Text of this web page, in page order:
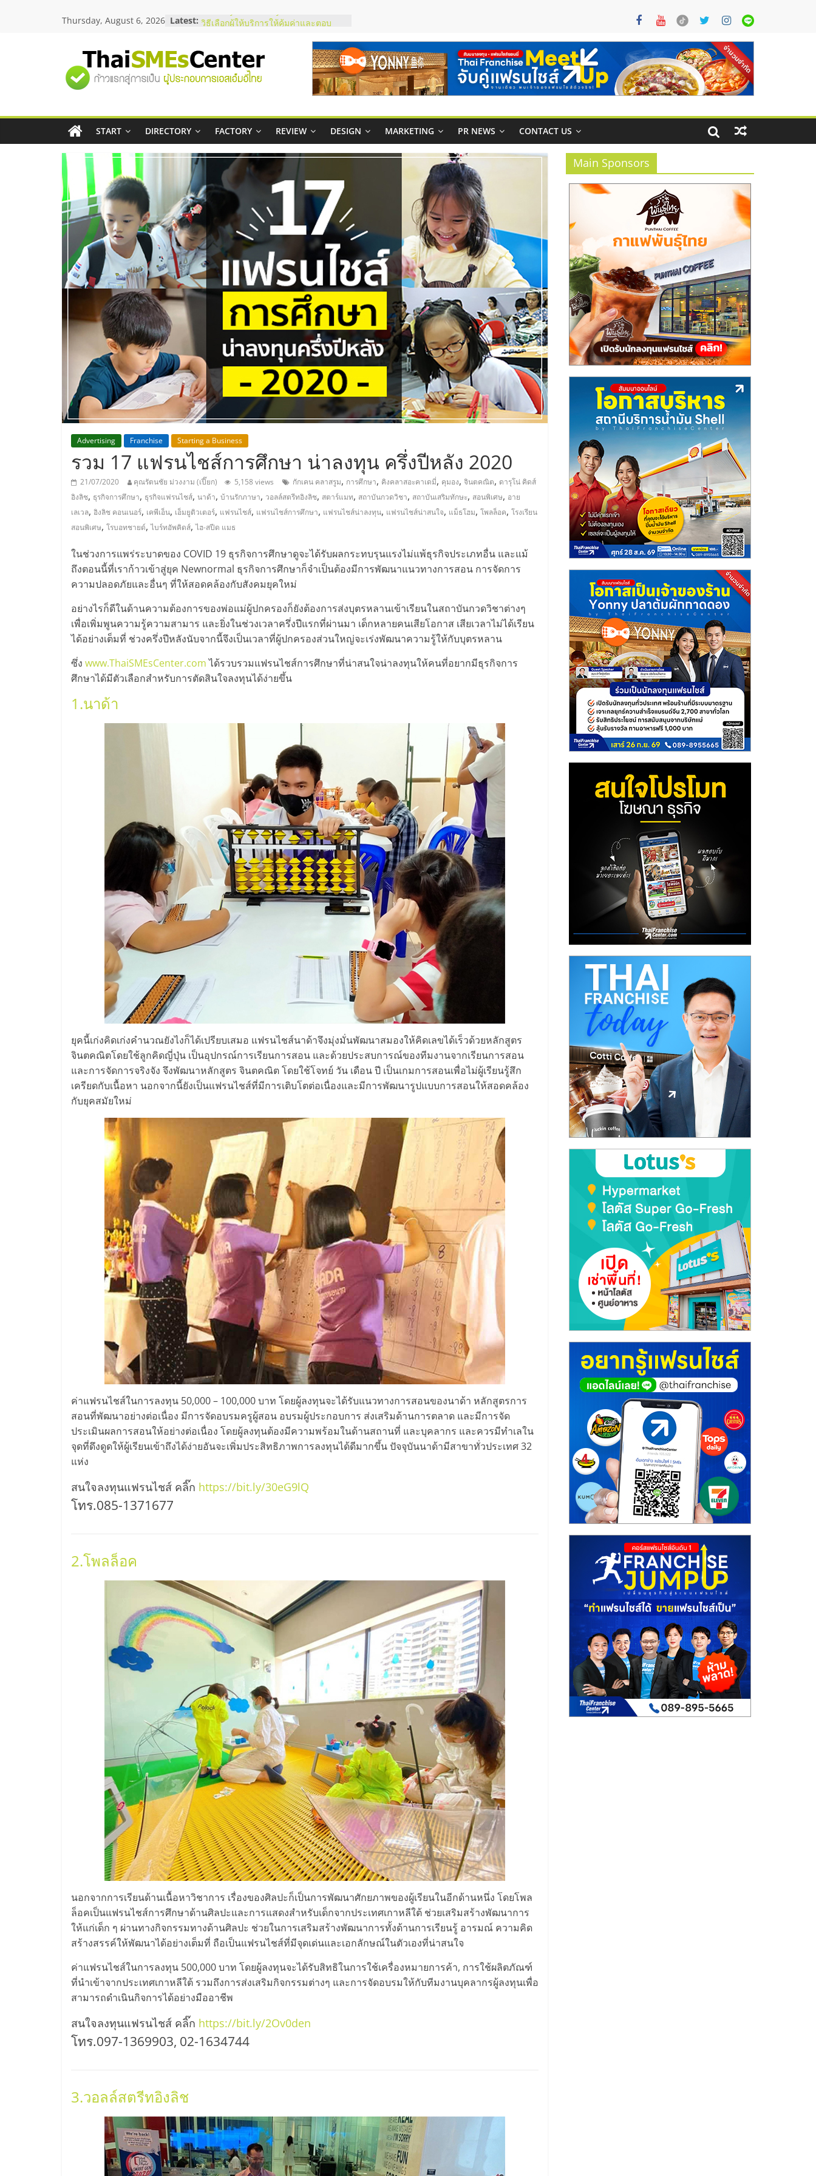
Thursday, August 6, 2026 Latest: บริษัท Cybersecurity ในไทยที่ไหนดี?
อยากหาเงินทุน เพิ่มสภาพคล่องให้ธุรกิจ
เริ่มยังไงให้ผ่านฉลุย
สัมมนาออนไลน์ โอกาสบริหารสถานี
ThaiFranchise Meet Up จับคู่แฟรน
ไชส์ ครั้งที่ 8
ร้านเครื่องเสียงคุณภาพสูง พร้อม
โซลูชันระบบภาพและเสียง
"ศูนย์
รวม
ข้อมูล
ธุรกิจ
SME
แห่ง
ประเทศไทย,
ThaiSMEsCenter,
รวม
ธุรกิจ
เอ
ส
เอ็
มอี
ไทย,
SMEs,
แฟ
รน
ไชส์,
ที่
ปรึกษา
ไชส์,
รวม
ไชส์
ขาย
แฟ
รน
ไชส์
ไชส์
ขาย
หน้า
บ้าน
ลงทุน
น้อย
คืน
ทุน
ไว,
ที่
ปรึกษา
การ
ลงทุน
และ
ขยาย
ไชส์,
ศูนย์
รวม
แฟ
รน
ไชส์
พร้อม
ทำเล
สำหรับ
เปิด
START DIRECTORY FACTORY REVIEW DESIGN MARKETING PR NEWS CONTACT US
Advertising Franchise Starting a Business
รวม 17 แฟรนไชส์การศึกษา น่าลงทุน ครึ่งปีหลัง 2020
21/07/2020 คุณรัตนชัย ม่วงงาม (เปี๊ยก) 5,158 views กักเคน คลาสรูม, การศึกษา, คิงคลาสอะคาเดมี่, คุมอง, จินตคณิต, ดารุโน่ คิดส์
อิงลิช, ธุรกิจการศึกษา, ธุรกิจแฟรนไชส์, นาด้า, บ้านรักภาษา, วอลล์สตรีทอิงลิช, สตาร์แมท, สถาบันกวดวิชา, สถาบันเสริมทักษะ, สอนพิเศษ, อาย
เลเวล, อิงลิช คอนเนอร์, เคพีเอ็น, เอ็มยูติวเตอร์, แฟรนไชส์, แฟรนไชส์การศึกษา, แฟรนไชส์น่าลงทุน, แฟรนไชส์น่าสนใจ, แม็ธโฮม, โพลล็อค, โรงเรียน
สอนพิเศษ, โรบอทชายด์,ไบร์ทอัพคิดส์,ไฮ-สปีด แมธ
ในช่วงการแพร่ระบาดของ COVID 19 ธุรกิจการศึกษาดูจะได้รับผลกระทบรุนแรงไม่แพ้ธุรกิจประเภทอื่น และแม้
ถึงตอนนี้ที่เราก้าวเข้าสู่ยุค Newnormal ธุรกิจการศึกษาก็จำเป็นต้องมีการพัฒนาแนวทางการสอน การจัดการ
ความปลอดภัยและอื่นๆ ที่ให้สอดคล้องกับสังคมยุคใหม่
อย่างไรก็ดีในด้านความต้องการของพ่อแม่ผู้ปกครองก็ยังต้องการส่งบุตรหลานเข้าเรียนในสถาบันกวดวิชาต่างๆ
เพื่อเพิ่มพูนความรู้ความสามาร และยิ่งในช่วงเวลาครึ่งปีแรกที่ผ่านมา เด็กหลายคนเสียโอกาส เสียเวลาไม่ได้เรียน
ได้อย่างเต็มที่ ช่วงครึ่งปีหลังนับจากนี้จึงเป็นเวลาที่ผู้ปกครองส่วนใหญ่จะเร่งพัฒนาความรู้ให้กับบุตรหลาน
ซึ่ง www.ThaiSMEsCenter.comได้รวบรวมแฟรนไชส์การศึกษาที่น่าสนใจน่าลงทุนให้คนที่อยากมีธุรกิจการ
ศึกษาได้มีตัวเลือกสำหรับการตัดสินใจลงทุนได้ง่ายขึ้น
1.นาด้า
ยุคนี้เก่งคิดเก่งคำนวณยังไงก็ได้เปรียบเสมอ แฟรนไชส์นาด้าจึงมุ่งมั่นพัฒนาสมองให้คิดเลขได้เร็วด้วยหลักสูตร
จินตคณิตโดยใช้ลูกคิดญี่ปุ่น เป็นอุปกรณ์การเรียนการสอน และด้วยประสบการณ์ของทีมงานจากเรียนการสอน
และการจัดการจริงจัง จึงพัฒนาหลักสูตร จินตคณิต โดยใช้โจทย์ วัน เดือน ปี เป็นเกมการสอนเพื่อไม่ผู้เรียนรู้สึก
เครียดกับเนื้อหา นอกจากนี้ยังเป็นแฟรนไชส์ที่มีการเติบโตต่อเนื่องและมีการพัฒนารูปแบบการสอนให้สอดคล้อง
กับยุคสมัยใหม่
ค่าแฟรนไชส์ในการลงทุน 50,000 – 100,000 บาท โดยผู้ลงทุนจะได้รับแนวทางการสอนของนาด้า หลักสูตรการ
สอนที่พัฒนาอย่างต่อเนื่อง มีการจัดอบรมครูผู้สอน อบรมผู้ประกอบการ ส่งเสริมด้านการตลาด และมีการจัด
ประเมินผลการสอนให้อย่างต่อเนื่อง โดยผู้ลงทุนต้องมีความพร้อมในด้านสถานที่ และบุคลากร และควรมีทำเลใน
จุดที่ดึงดูดให้ผู้เรียนเข้าถึงได้ง่ายอันจะเพิ่มประสิทธิภาพการลงทุนได้ดีมากขึ้น ปัจจุบันนาด้ามีสาขาทั่วประเทศ 32
แห่ง
สนใจลงทุนแฟรนไชส์ คลิ๊ก https://bit.ly/30eG9lQ
โทร.085-1371677
2.โพลล็อค
นอกจากการเรียนด้านเนื้อหาวิชาการ เรื่องของศิลปะก็เป็นการพัฒนาศักยภาพของผู้เรียนในอีกด้านหนึ่ง โดยโพล
ล็อคเป็นแฟรนไชส์การศึกษาด้านศิลปะและการแสดงสำหรับเด็กจากประเทศเกาหลีใต้ ช่วยเสริมสร้างพัฒนาการ
ให้แก่เด็ก ๆ ผ่านทางกิจกรรมทางด้านศิลปะ ช่วยในการเสริมสร้างพัฒนาการทั้งด้านการเรียนรู้ อารมณ์ ความคิด
สร้างสรรค์ให้พัฒนาได้อย่างเต็มที่ ถือเป็นแฟรนไชส์ที่มีจุดเด่นและเอกลักษณ์ในตัวเองที่น่าสนใจ
ค่าแฟรนไชส์ในการลงทุน 500,000 บาท โดยผู้ลงทุนจะได้รับสิทธิในการใช้เครื่องหมายการค้า, การใช้ผลิตภัณฑ์
ที่นำเข้าจากประเทศเกาหลีใต้ รวมถึงการส่งเสริมกิจกรรมต่างๆ และการจัดอบรมให้กับทีมงานบุคลากรผู้ลงทุนเพื่อ
สามารถดำเนินกิจการได้อย่างมืออาชีพ
สนใจลงทุนแฟรนไชส์ คลิ๊ก https://bit.ly/2Ov0den
โทร.097-1369903, 02-1634744
3.วอลล์สตรีทอิงลิช
Main Sponsors